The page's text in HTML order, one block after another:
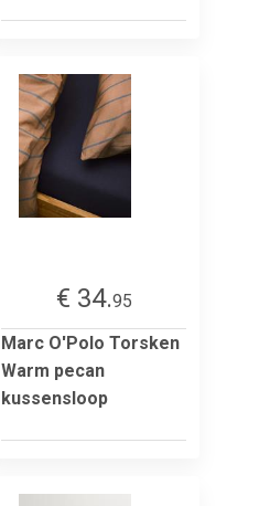
€ 34.95
Marc O'Polo Torsken
Warm pecan
kussensloop